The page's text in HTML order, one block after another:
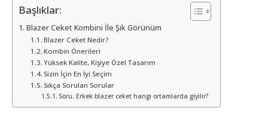
Başlıklar:
Blazer Ceket Kombini İle Şık Görünüm
Blazer Ceket Nedir?
Kombin Önerileri
Yüksek Kalite, Kişiye Özel Tasarım
Sizin İçin En İyi Seçim
Sıkça Sorulan Sorular
Soru: Erkek blazer ceket hangi ortamlarda giyilir?